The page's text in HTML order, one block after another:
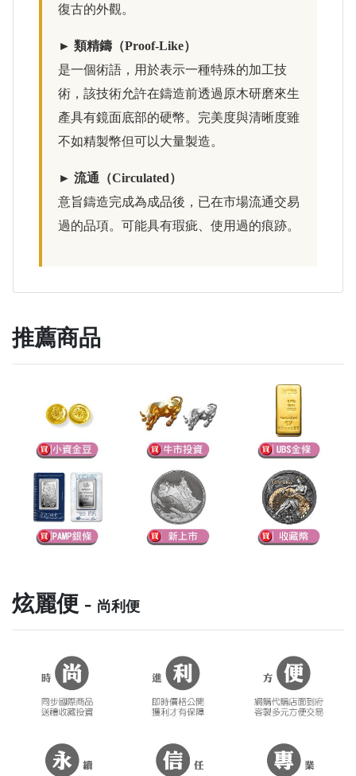
復古的外觀。
► 類精鑄（Proof-Like）
是一個術語，用於表示一種特殊的加工技
術，該技術允許在鑄造前透過原木研磨來生
產具有鏡面底部的硬幣。完美度與清晰度雖
不如精製幣但可以大量製造。
► 流通（Circulated）
意旨鑄造完成為成品後，已在市場流通交易
過的品項。可能具有瑕疵、使用過的痕跡。
推薦商品
炫麗便 - 尚利便